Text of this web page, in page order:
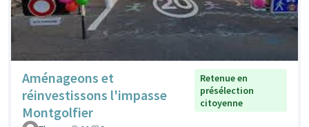
Aménageons et
réinvestissons l'impasse
Montgolfier
Retenue en
présélection
citoyenne